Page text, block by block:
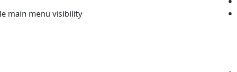
main menu visibility